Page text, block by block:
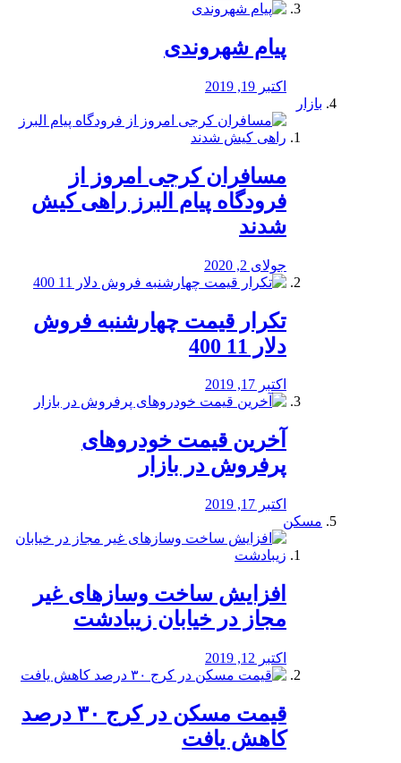
پیام شهروندی
اکتبر 19, 2019
بازار
مسافران کرجی امروز از
فرودگاه پیام البرز راهی کیش
شدند
جولای 2, 2020
تکرار قیمت چهارشنبه فروش
دلار 11 400
اکتبر 17, 2019
آخرین قیمت خودرو‌های
پرفروش در بازار
اکتبر 17, 2019
مسکن
افزایش ساخت وسازهای غیر
مجاز در خیابان زیبادشت
اکتبر 12, 2019
️قیمت مسکن در کرج ۳۰ درصد
کاهش یافت